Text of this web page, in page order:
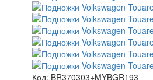
Код: BR370303+MYBGR193